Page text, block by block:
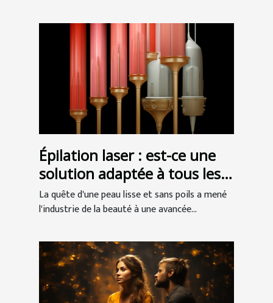
Épilation laser : est-ce une
solution adaptée à tous les
types de peau ?
La quête d'une peau lisse et sans poils a mené
l'industrie de la beauté à une avancée...